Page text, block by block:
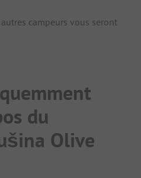
campeurs vous seront
du
Olive